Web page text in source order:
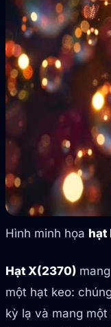
Hình minh họa hạt
Hạt X(2370)
một hạt keo:
kỳ lạ và mang